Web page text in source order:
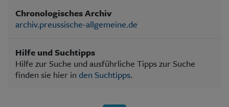
Chronologisches Archiv
archiv.preussische-allgemeine.de
Hilfe und Suchtipps
Hilfe zur Suche und ausführliche Tipps zur Suche
finden sie hier in den Suchtipps.